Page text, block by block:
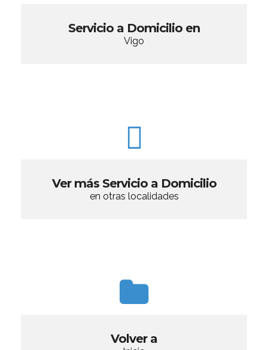
Servicio a Domicilio en
Vigo
Ver más Servicio a Domicilio
en otras localidades
Volver a